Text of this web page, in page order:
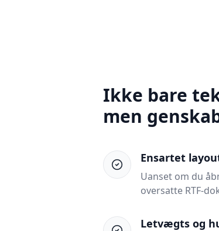
Ikke bare
men
Ensartet
Uanset om du
oversatte RTF-
Letvægts og